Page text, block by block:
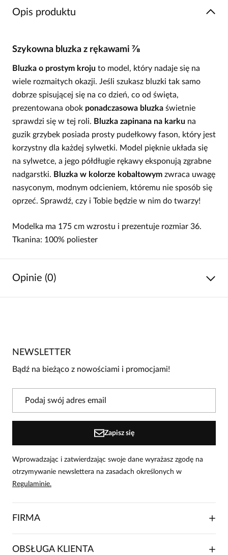
Opis produktu
Szykowna bluzka z rękawami ⅞
Bluzka o prostym kroju to model, który nadaje się na
wiele rozmaitych okazji. Jeśli szukasz bluzki tak samo
dobrze spisującej się na co dzień, co od święta,
prezentowana obok ponadczasowa bluzka świetnie
sprawdzi się w tej roli. Bluzka zapinana na karku na
guzik grzybek posiada prosty pudełkowy fason, który jest
korzystny dla każdej sylwetki. Model pięknie układa się
na sylwetce, a jego półdługie rękawy eksponują zgrabne
nadgarstki. Bluzka w kolorze kobaltowym zwraca uwagę
nasyconym, modnym odcieniem, któremu nie sposób się
oprzeć. Sprawdź, czy i Tobie będzie w nim do twarzy!
Modelka ma 175 cm wzrostu i prezentuje rozmiar 36.
Tkanina: 100% poliester
Opinie (0)
Bądź pierwszą osobą, która podzieli się opinią o tym
W naszej witrynie opinie mogą dodawać tylko
NEWSLETTER
Bądź na bieżąco z nowościami i promocjami!
Zapisz się
Wprowadzając i zatwierdzając swoje dane wyrażasz zgodę na
otrzymywanie newslettera na zasadach określonych w
Regulaminie.
FIRMA
O NAS
OBSŁUGA KLIENTA